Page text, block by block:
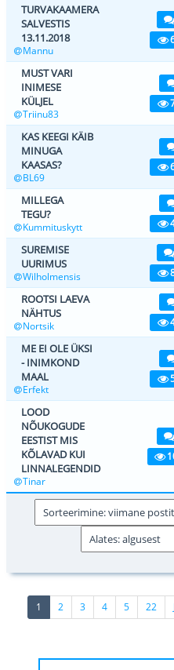
TURVAKAAMERA
SALVESTIS
13.11.2018
Mannu
MUST VARI
INIMESE
KÜLJEL
Triinu83
KAS KEEGI KÄIB
MINUGA
KAASAS?
BL69
MILLEGA
TEGU?
Kummituskytt
SUREMISE
UURIMUS
Wilholmensis
ROOTSI LAEVA
NÄHTUS
Nortsik
ME EI OLE ÜKSI
- INIMKOND
MAAL
Erfekt
LOOD
NÕUKOGUDE
EESTIST MIS
KÕLAVAD KUI
LINNALEGENDID
Tinar
1 (current)
2 3 4 5 22